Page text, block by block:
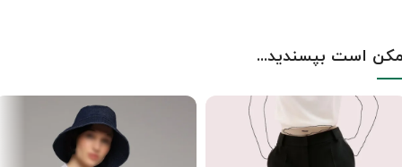
است بپسندید...